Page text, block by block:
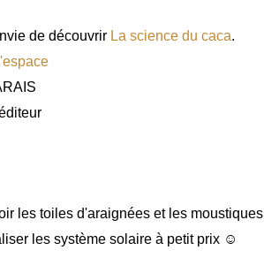
de découvrir La science du caca.
les toiles d'araignées et les moustiques
les système solaire à petit prix ☺